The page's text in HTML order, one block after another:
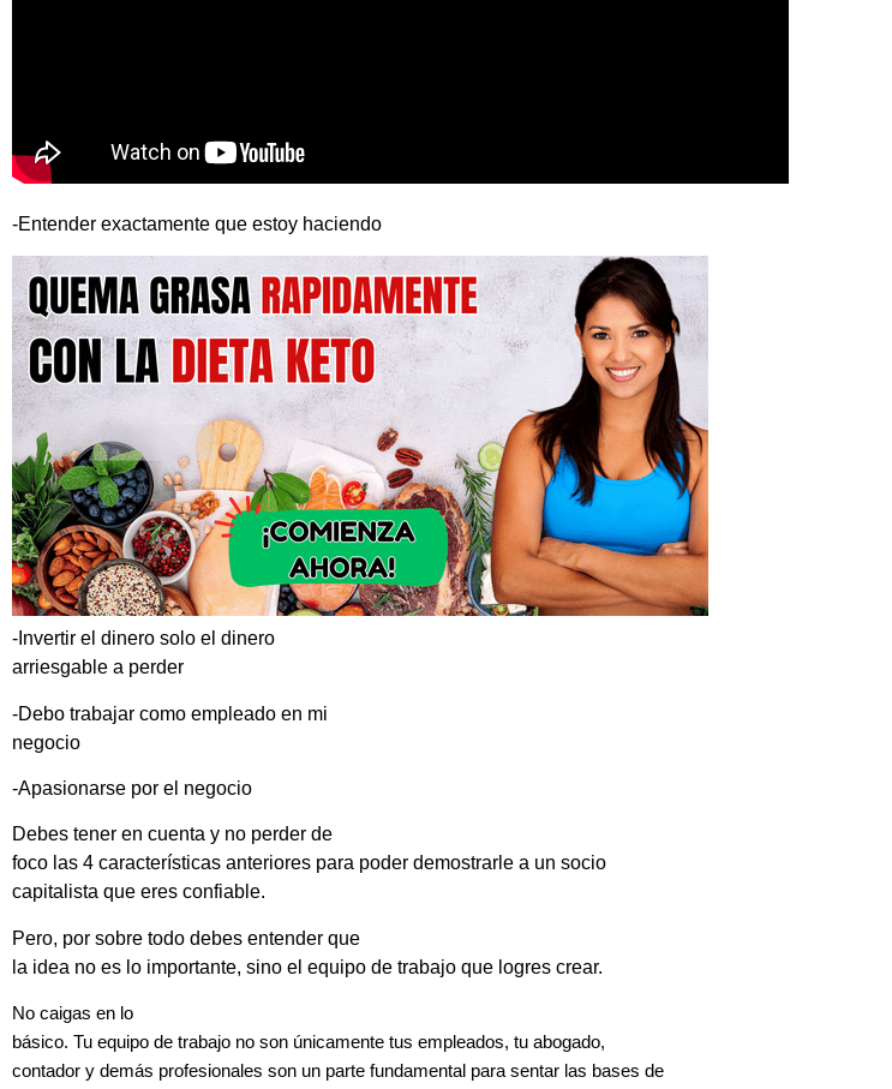
-Entender exactamente que estoy haciendo
-Invertir el dinero solo el dinero
arriesgable a perder
-Debo trabajar como empleado en mi
negocio
-Apasionarse por el negocio
Debes tener en cuenta y no perder de
foco las 4 características anteriores para poder demostrarle a un socio
capitalista que eres confiable.
Pero, por sobre todo debes entender que
la idea no es lo importante, sino el equipo de trabajo que logres crear.
No caigas en lo
básico. Tu equipo de trabajo no son únicamente tus empleados, tu abogado,
contador y demás profesionales son un parte fundamental para sentar las bases de